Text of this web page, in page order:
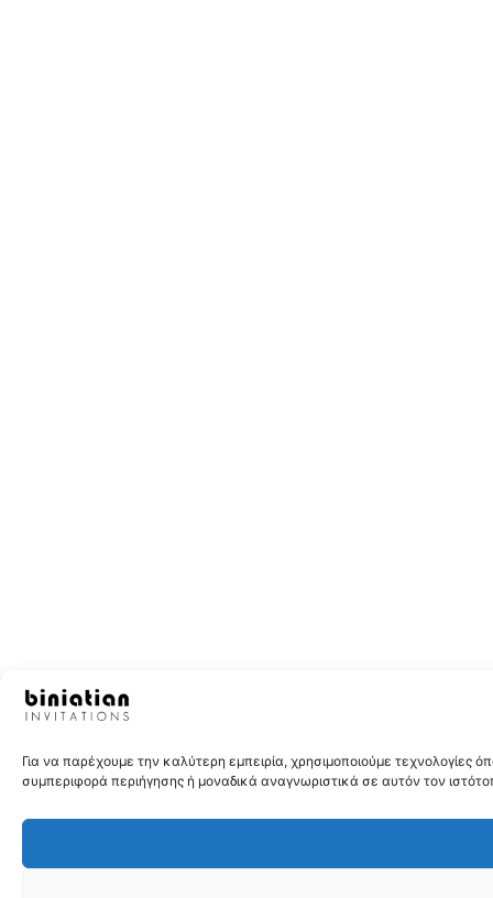
Για να παρέχουμε την καλύτερη εμπειρία, χρησιμοποιούμε
συμπεριφορά περιήγησης ή μοναδικά αναγνωριστικά σε αυτόν τον